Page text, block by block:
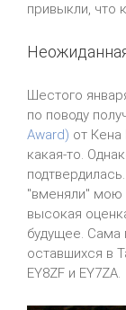
привыкли, что
Шестого
по поводу
Award) от Кена
какая-то.
"вменяли" мою
высокая
будущее. Сама
оставшихся в
EY8ZF и EY7ZA.